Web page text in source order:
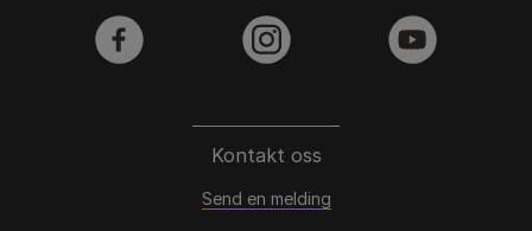
Kontakt oss
Send en melding
facebook instagram youtube